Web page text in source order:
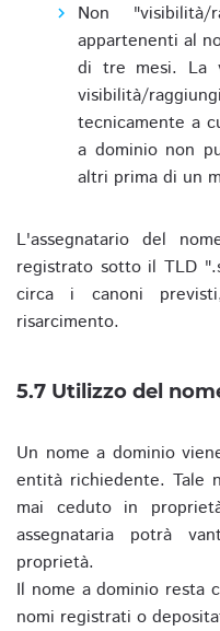
Non "visibilità/
appartenenti al
di tre mesi. La
visibilità/
tecnicamente a
a dominio non
altri prima di un
L'assegnatario del
registrato sotto il TLD
circa i canoni
risarcimento.
5.7 Utilizzo del
Un nome a dominio
entità richiedente. Tale
mai ceduto in
assegnataria potrà
proprietà.
Il nome a dominio resta
nomi registrati o